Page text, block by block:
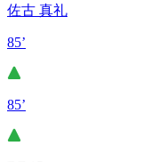
佐古 真礼
85’
85’